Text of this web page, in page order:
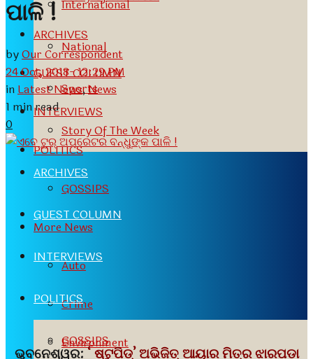
ARCHIVES
GUEST COLUMN
INTERVIEWS
POLITICS
GOSSIPS
More News
Auto
Crime
Environment
International
National
Sports
Story Of The Week
ARCHIVES
GUEST COLUMN
INTERVIEWS
POLITICS
GOSSIPS
ପାଳି !
byOur Correspondent
24 Oct, 2018- 12:29 PM
in Latest News,News
1 min read
0
ଭୁବନେଶ୍ୱର:‘ ଷ୍ଟୁପିଡ୍’ ଅଭିଜିତ୍ ଆୟାର ମିତ୍ର ଝାରପଡ଼ା